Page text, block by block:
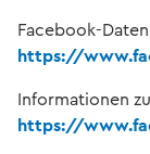
Facebook-
https://
Informationen
https://